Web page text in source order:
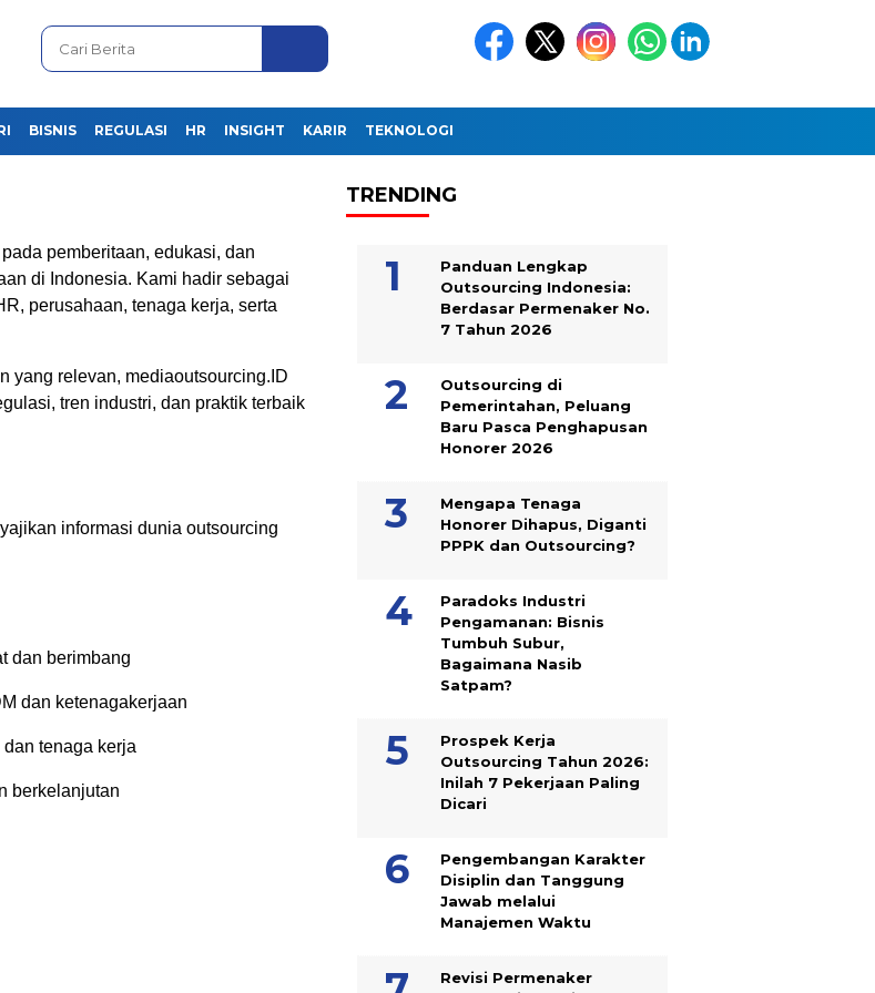
BISNIS REGULASI HR INSIGHT KARIR TEKNOLOGI
pemberitaan, edukasi, dan
di Indonesia. Kami hadir sebagai
perusahaan, tenaga kerja, serta
yang relevan, mediaoutsourcing.ID
tren industri, dan praktik terbaik
informasi dunia outsourcing
dan berimbang
dan ketenagakerjaan
tenaga kerja
berkelanjutan
TRENDING
Panduan Lengkap
Outsourcing Indonesia:
Berdasar Permenaker No.
7 Tahun 2026
Outsourcing di
Pemerintahan, Peluang
Baru Pasca Penghapusan
Honorer 2026
Mengapa Tenaga
Honorer Dihapus, Diganti
PPPK dan Outsourcing?
Paradoks Industri
Pengamanan: Bisnis
Tumbuh Subur,
Bagaimana Nasib
Satpam?
Prospek Kerja
Outsourcing Tahun 2026:
Inilah 7 Pekerjaan Paling
Dicari
Pengembangan Karakter
Disiplin dan Tanggung
Jawab melalui
Manajemen Waktu
Revisi Permenaker